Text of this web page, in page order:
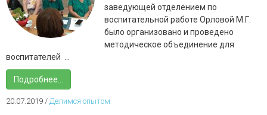
заведующей отделением по
воспитательной работе Орловой М.Г.
было организовано и проведено
методическое объединение для
воспитателей ...
Подробнее...
20.07.2019 / Делимся опытом